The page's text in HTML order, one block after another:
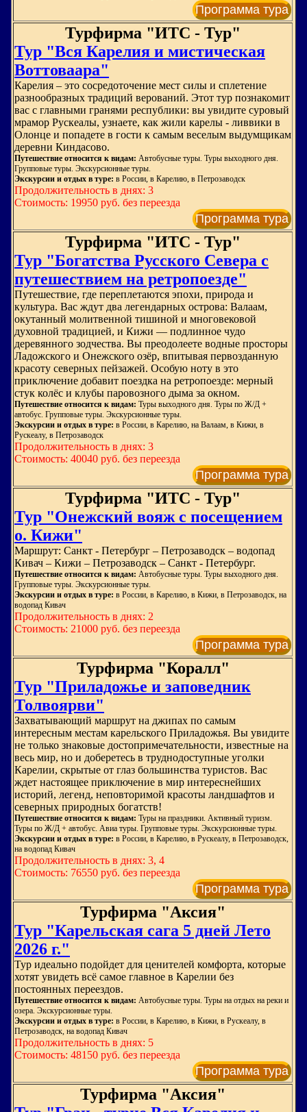
Программа тура
Турфирма "ИТС - Тур"
Тур "Вся Карелия и мистическая
Воттоваара"
Карелия – это сосредоточение мест силы и сплетение
разнообразных традиций верований. Этот тур познакомит
вас с главными гранями республики: вы увидите суровый
мрамор Рускеалы, узнаете, как жили карелы - ливвики в
Олонце и попадете в гости к самым веселым выдумщикам
деревни Киндасово.
Путешествие относится к видам: Автобусные туры. Туры выходного дня.
Групповые туры. Экскурсионные туры.
Экскурсии и отдых в туре: в России, в Карелию, в Петрозаводск
Продолжительность в днях: 3
Стоимость: 19950 руб. без переезда
Программа тура
Турфирма "ИТС - Тур"
Тур "Богатства Русского Севера с
путешествием на ретропоезде"
Путешествие, где переплетаются эпохи, природа и
культура. Вас ждут два легендарных острова: Валаам,
окутанный молитвенной тишиной и многовековой
духовной традицией, и Кижи — подлинное чудо
деревянного зодчества. Вы преодолеете водные просторы
Ладожского и Онежского озёр, впитывая первозданную
красоту северных пейзажей. Особую ноту в это
приключение добавит поездка на ретропоезде: мерный
стук колёс и клубы паровозного дыма за окном.
Путешествие относится к видам: Туры выходного дня. Туры по Ж/Д +
автобус. Групповые туры. Экскурсионные туры.
Экскурсии и отдых в туре: в России, в Карелию, на Валаам, в Кижи, в
Рускеалу, в Петрозаводск
Продолжительность в днях: 3
Стоимость: 40040 руб. без переезда
Программа тура
Турфирма "ИТС - Тур"
Тур "Онежский вояж с посещением
о. Кижи"
Маршрут: Санкт - Петербург – Петрозаводск – водопад
Кивач – Кижи – Петрозаводск – Санкт - Петербург.
Путешествие относится к видам: Автобусные туры. Туры выходного дня.
Групповые туры. Экскурсионные туры.
Экскурсии и отдых в туре: в России, в Карелию, в Кижи, в Петрозаводск, на
водопад Кивач
Продолжительность в днях: 2
Стоимость: 21000 руб. без переезда
Программа тура
Турфирма "Коралл"
Тур "Приладожье и заповедник
Толвоярви"
Захватывающий маршрут на джипах по самым
интересным местам карельского Приладожья. Вы увидите
не только знаковые достопримечательности, известные на
весь мир, но и доберетесь в труднодоступные уголки
Карелии, скрытые от глаз большинства туристов. Вас
ждет настоящее приключение в мир интереснейших
историй, легенд, неповторимой красоты ландшафтов и
северных природных богатств!
Путешествие относится к видам: Туры на праздники. Активный туризм.
Туры по Ж/Д + автобус. Авиа туры. Групповые туры. Экскурсионные туры.
Экскурсии и отдых в туре: в России, в Карелию, в Рускеалу, в Петрозаводск,
на водопад Кивач
Продолжительность в днях: 3, 4
Стоимость: 76550 руб. без переезда
Программа тура
Турфирма "Аксия"
Тур "Карельская сага 5 дней Лето
2026 г."
Тур идеально подойдет для ценителей комфорта, которые
хотят увидеть всё самое главное в Карелии без
постоянных переездов.
Путешествие относится к видам: Автобусные туры. Туры на отдых на реки и
озера. Экскурсионные туры.
Экскурсии и отдых в туре: в России, в Карелию, в Кижи, в Рускеалу, в
Петрозаводск, на водопад Кивач
Продолжительность в днях: 5
Стоимость: 48150 руб. без переезда
Программа тура
Турфирма "Аксия"